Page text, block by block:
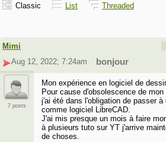
Classic List
Threaded
Mimi
Aug 12, 2022; 7:24am
bonjour
7 posts
Mon expérience en logiciel de
Pour cause d'obsolescence de
j'ai été dans l'obligation de passer
comme logiciel LibreCAD.
J'ai mis presque un mois à faire
à plusieurs tuto sur YT j'arrive
de choses.